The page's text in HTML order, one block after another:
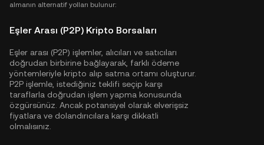
almanın alternatif yolları bulunur:
Eşler Arası (P2P) Kripto Borsaları
Eşler arası (P2P) işlemler, alıcıları ve satıcıları
doğrudan birbirine bağlayarak, farklı ödeme
yöntemleriyle kripto alıp satma ortamı oluşturur.
P2P işlemle, istediğiniz teklifi seçip karşı
taraflarla doğrudan işlem yapma konusunda
özgürsünüz. Ancak potansiyel olarak elverişsiz
fiyatlara ve dolandırıcılara karşı dikkatli
olmalısınız.